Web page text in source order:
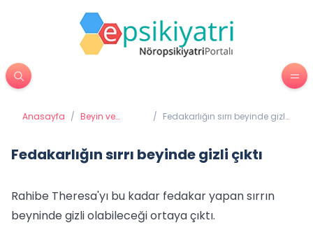
Anasayfa / Beyin ve
/ Fedakarlığın sırrı beyinde gizli
Fedakarlığın sırrı beyinde gizli çıktı
Rahibe Theresa'yı bu kadar fedakar yapan sırrın
beyninde gizli olabileceği ortaya çıktı.